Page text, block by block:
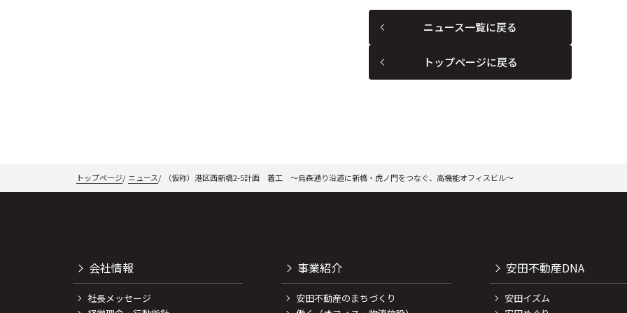
ニュース一覧に戻る
トップページに戻る
トップページ ニュース （仮称）港区西新橋2-5計画 着工 ～烏森通り沿道に新橋・虎ノ門をつなぐ、高機能オフィスビル～
会社情報
社長メッセージ
事業紹介
安田不動産のまちづくり
安田不動産DNA
安田イズム